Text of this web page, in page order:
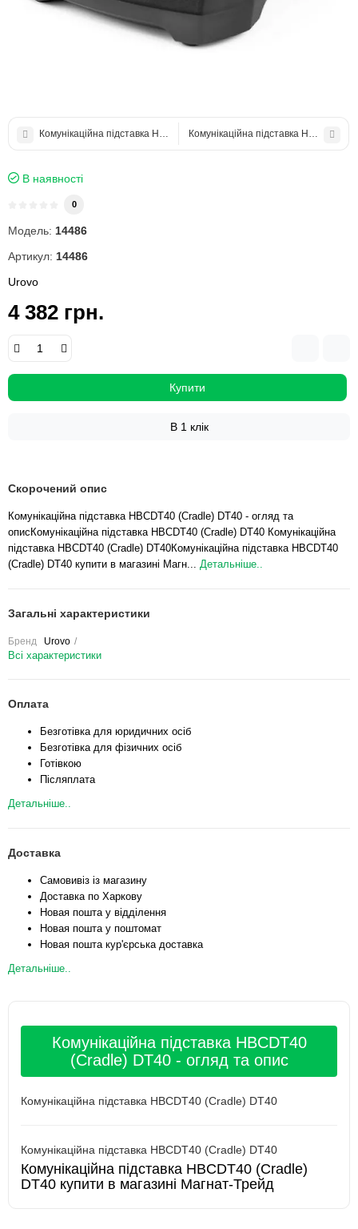
Комунікаційна підставка HBCDT30 (Cradle) DT30Комунікаційна підставка HBCDT50
В наявності
0
Модель: 14486
Артикул: 14486
Urovo
4 382 грн.
Купити
В 1 клік
Скорочений опис
Комунікаційна підставка HBCDT40 (Cradle) DT40 - огляд та
описКомунікаційна підставка HBCDT40 (Cradle) DT40 Комунікаційна
підставка HBCDT40 (Cradle) DT40Комунікаційна підставка HBCDT40
(Cradle) DT40 купити в магазині Магн... Детальніше..
Загальні характеристики
Бренд Urovo
Всі характеристики
Оплата
Безготівка для юридичних осіб
Безготівка для фізичних осіб
Готівкою
Післяплата
Детальніше..
Доставка
Самовивіз із магазину
Доставка по Харкову
Новая пошта у відділення
Новая пошта у поштомат
Новая пошта кур'єрська доставка
Детальніше..
Комунікаційна підставка HBCDT40
(Cradle) DT40 - огляд та опис
Комунікаційна підставка HBCDT40 (Cradle) DT40
Комунікаційна підставка HBCDT40 (Cradle) DT40
Комунікаційна підставка HBCDT40 (Cradle)
DT40 купити в магазині Магнат-Трейд